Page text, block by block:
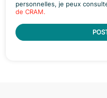
personnelles, je peux
de CRAM.